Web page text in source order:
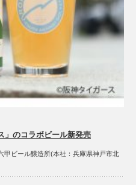
」のコラボビール新発売
甲ビール醸造所(本社：兵庫県神戸市北